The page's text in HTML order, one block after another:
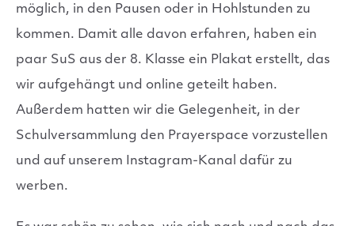
möglich, in den Pausen oder in Hohlstunden zu
kommen. Damit alle davon erfahren, haben ein
paar SuS aus der 8. Klasse ein Plakat erstellt, das
wir aufgehängt und online geteilt haben.
Außerdem hatten wir die Gelegenheit, in der
Schulversammlung den Prayerspace vorzustellen
und auf unserem Instagram-Kanal dafür zu
werben.